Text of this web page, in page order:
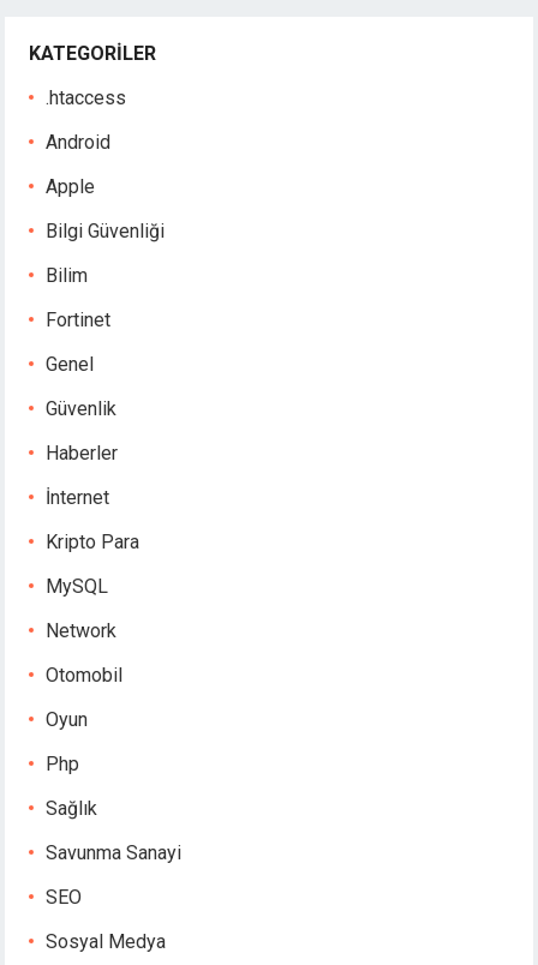
KATEGORILER
.htaccess
Android
Apple
Bilgi Güvenliği
Bilim
Fortinet
Genel
Güvenlik
Haberler
İnternet
Kripto Para
MySQL
Network
Otomobil
Oyun
Php
Sağlık
Savunma Sanayi
SEO
Sosyal Medya